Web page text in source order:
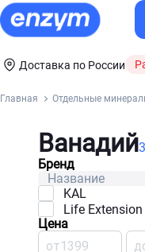
Доставка по России
Главная Отдельные
Ванадий
Бренд
KAL
Life Extension
Цена
от